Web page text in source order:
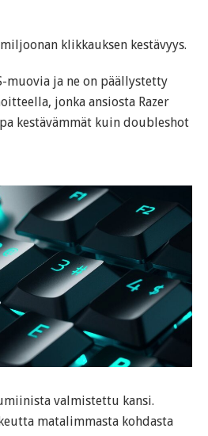
klikkauksen kestävyys.
muovia ja ne on päällystetty
jonka ansiosta Razer
kestävämmät kuin doubleshot
valmistettu kansi.
matalimmasta kohdasta